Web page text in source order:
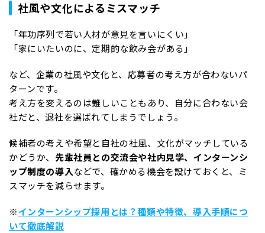
社風や文化によるミスマッチ
「年功序列で若い人材が意見を言いにくい」
「家にいたいのに、定期的な飲み会がある」
など、企業の社風や文化と、応募者の考え方が合わないパ
ターンです。
考え方を変えるのは難しいこともあり、自分に合わない会
社だと、退社を選ばれてしまうでしょう。
候補者の考えや希望と自社の社風、文化がマッチしている
かどうか、 先輩社員との交流会や社内見学、インターンシ
ップ制度の導入などで、確かめる機会を設けておくと、ミ
スマッチを減らせます。
※インターンシップ採用とは？種類や特徴、導入手順につ
いて徹底解説